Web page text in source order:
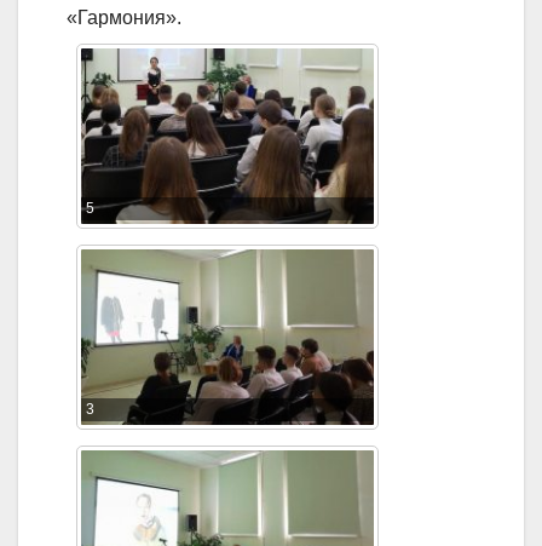
«Гармония».
5
3